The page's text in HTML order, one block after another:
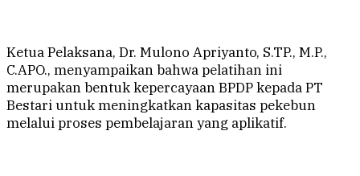
Ketua Pelaksana, Dr. Mulono Apriyanto, S.TP., M.P.,
C.APO., menyampaikan bahwa pelatihan ini
merupakan bentuk kepercayaan BPDP kepada PT
Bestari untuk meningkatkan kapasitas pekebun
melalui proses pembelajaran yang aplikatif.